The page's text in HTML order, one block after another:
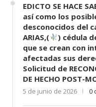
EDICTO SE HACE
así como los
desconocidos del
ARIAS,(
) cédula
que se crean con
afectadas sus
Solicitud de
DE HECHO POST-
5 de junio de 2026 0